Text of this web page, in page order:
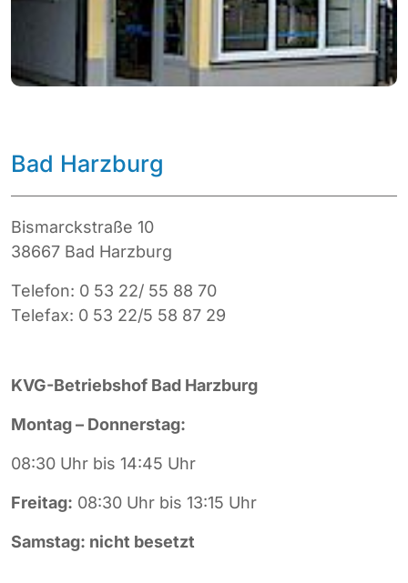
Bad Harzburg
Bismarckstraße 10
38667 Bad Harzburg
Telefon: 0 53 22/ 55 88 70
Telefax: 0 53 22/5 58 87 29
KVG-Betriebshof Bad Harzburg
Montag – Donnerstag:
08:30 Uhr bis 14:45 Uhr
Freitag: 08:30 Uhr bis 13:15 Uhr
Samstag: nicht besetzt